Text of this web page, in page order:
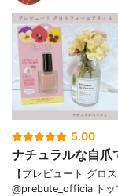
5.00
ナチュラルな自爪
【プレビュート グロ
@prebute_officialトッ